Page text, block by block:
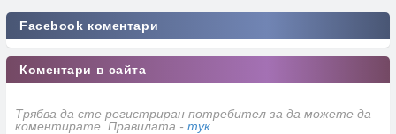
Facebook коментари
Коментари в сайта
Трябва да сте регистриран потребител за да можете да
коментирате. Правилата - тук